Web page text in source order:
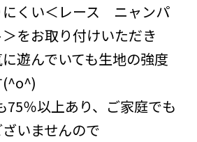
にくい＜レース ニャンパ
をお取り付けいただき
遊んでいても生地の強度
(^o^)
75％以上あり、ご家庭でも
いませんので